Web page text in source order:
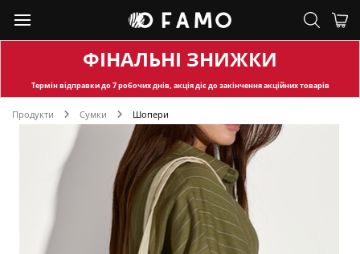
ФІНАЛЬНІ ЗНИЖКИ
Термін відправкидо 7 робочих днів, акція діє до закінчення акційних товарів
Продукти Сумки Шопери